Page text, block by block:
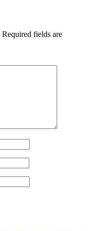
Required fields are